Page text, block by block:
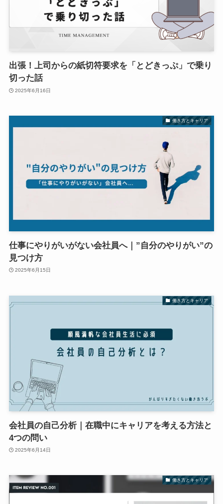
出張！上司からの紙切符要求を「とどきっぷ」で乗り
切った話
2025年6月16日
働き方とキャリア
仕事にやりがいがない会社員へ｜”自分のやりがい”の
見つけ方
2025年6月15日
働き方とキャリア
会社員の自己分析｜在職中にキャリアを考える方法と
4つの問い
2025年6月14日
働き方とキャリア